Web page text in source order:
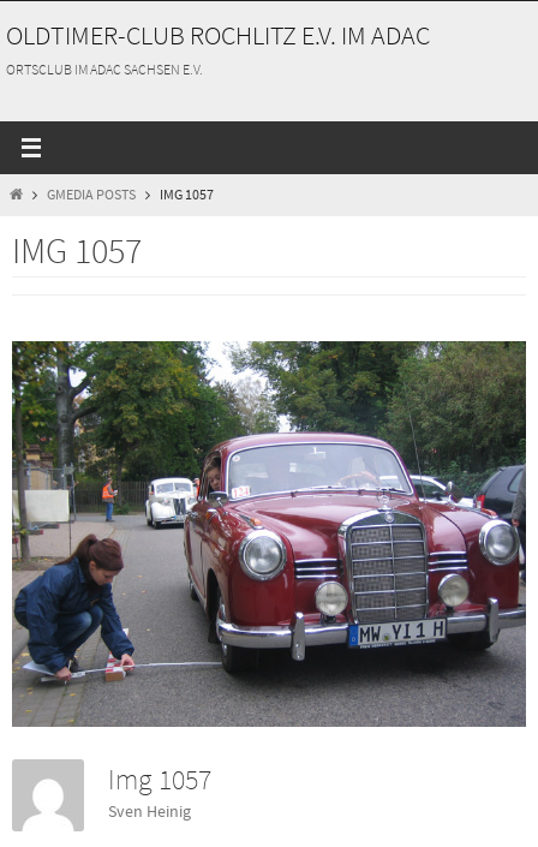
Inhalt
springen
OLDTIMER-CLUB ROCHLITZ E.V. IM ADAC
ORTSCLUB IM ADAC SACHSEN E.V.
STARTGMEDIA POSTS IMG 1057
IMG 1057
Img 1057
Sven Heinig